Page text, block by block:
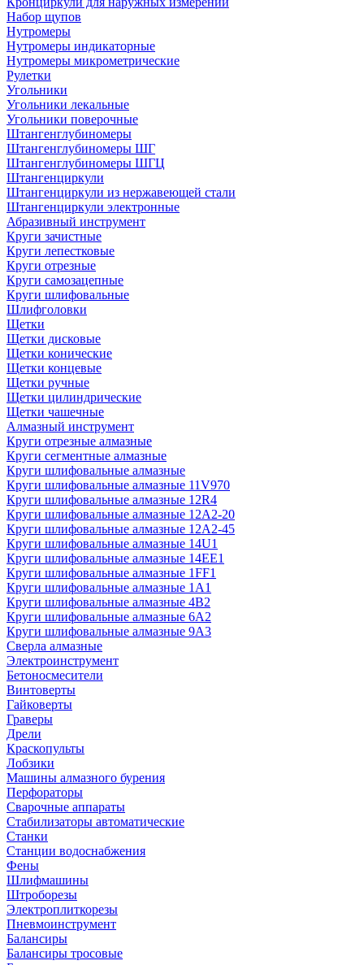
Набор щупов
Нутромеры
Нутромеры индикаторные
Нутромеры микрометрические
Рулетки
Угольники
Угольники лекальные
Угольники поверочные
Штангенглубиномеры
Штангенглубиномеры ШГ
Штангенглубиномеры ШГЦ
Штангенциркули
Штангенциркули из нержавеющей стали
Штангенциркули электронные
Абразивный инструмент
Круги зачистные
Круги лепестковые
Круги отрезные
Круги самозацепные
Круги шлифовальные
Шлифголовки
Щетки
Щетки дисковые
Щетки конические
Щетки концевые
Щетки ручные
Щетки цилиндрические
Щетки чашечные
Алмазный инструмент
Круги отрезные алмазные
Круги сегментные алмазные
Круги шлифовальные алмазные
Круги шлифовальные алмазные 11V970
Круги шлифовальные алмазные 12R4
Круги шлифовальные алмазные 12А2-20
Круги шлифовальные алмазные 12А2-45
Круги шлифовальные алмазные 14U1
Круги шлифовальные алмазные 14ЕЕ1
Круги шлифовальные алмазные 1FF1
Круги шлифовальные алмазные 1А1
Круги шлифовальные алмазные 4В2
Круги шлифовальные алмазные 6A2
Круги шлифовальные алмазные 9А3
Сверла алмазные
Электроинструмент
Бетоносмесители
Винтоверты
Гайковерты
Граверы
Дрели
Краскопульты
Лобзики
Машины алмазного бурения
Перфораторы
Сварочные аппараты
Стабилизаторы автоматические
Станки
Станции водоснабжения
Фены
Шлифмашины
Штроборезы
Электроплиткорезы
Пневмоинструмент
Балансиры
Балансиры тросовые